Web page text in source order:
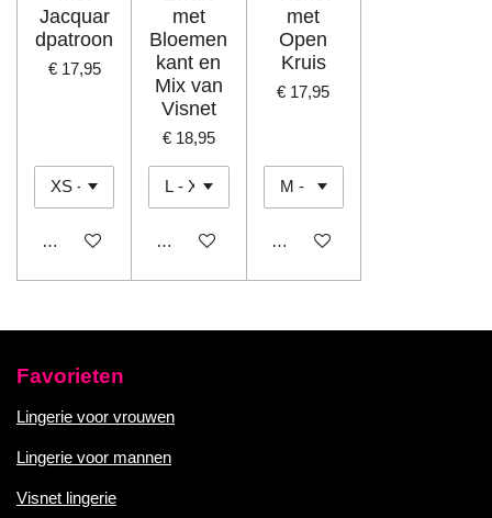
Jacquar
dpatroon
€ 17,95
In winkelwagen
met
Bloemen
kant en
Mix van
Visnet
€ 18,95
In winkelwagen
met
Open
Kruis
€ 17,95
In winkelwagen
Favorieten
Lingerie voor vrouwen
Lingerie voor mannen
Visnet lingerie